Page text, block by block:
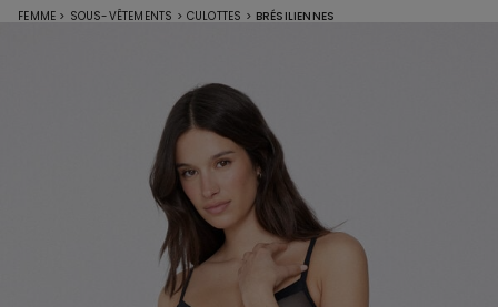
FEMME > SOUS-VÊTEMENTS > CULOTTES > BRÉSILIENNES